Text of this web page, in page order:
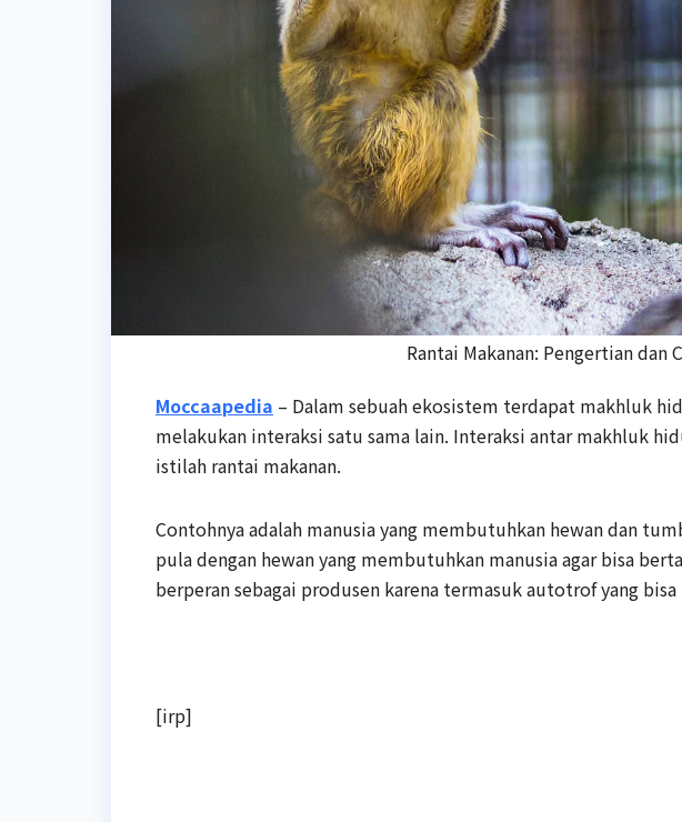
Rantai Makanan: Pengertian dan
Moccaapedia – Dalam sebuah ekosistem terdapat makhluk
melakukan interaksi satu sama lain. Interaksi antar makhluk
istilah rantai makanan.
Contohnya adalah manusia yang membutuhkan hewan dan
pula dengan hewan yang membutuhkan manusia agar bisa
berperan sebagai produsen karena termasuk autotrof yang
[irp]